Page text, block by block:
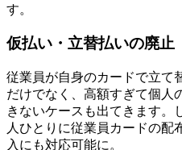
す。
仮払い・立替払いの廃止
従業員が自身のカードで立て
だけでなく、高額すぎて個人
きないケースも出てきます。
人ひとりに従業員カードの配
入にも対応可能に。